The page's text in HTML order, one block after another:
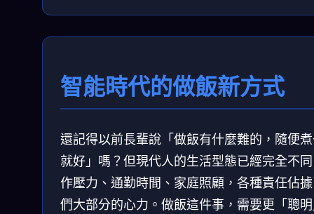
智能時代的做飯新方式
還記得以前長輩說「做飯有什麼難的，隨便
就好」嗎？但現代人的生活型態已經完全不
作壓力、通勤時間、家庭照顧，各種責任佔
們大部分的心力。做飯這件事，需要更「聰